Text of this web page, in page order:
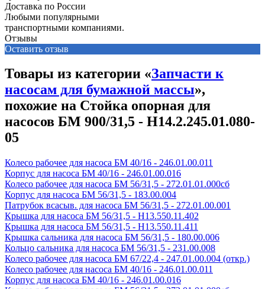
Доставка по России
Любыми популярными
транспортными компаниями.
Отзывы
Оставить отзыв
Товары из категории «Запчасти к
насосам для бумажной массы»,
похожие на Стойка опорная для
насосов БМ 900/31,5 - Н14.2.245.01.080-
05
Колесо рабочее для насоса БМ 40/16 - 246.01.00.011
Корпус для насоса БМ 40/16 - 246.01.00.016
Колесо рабочее для насоса БМ 56/31,5 - 272.01.01.000сб
Корпус для насоса БМ 56/31,5 - 183.00.004
Патрубок всасыв. для насоса БМ 56/31,5 - 272.01.00.001
Крышка для насоса БМ 56/31,5 - Н13.550.11.402
Крышка для насоса БМ 56/31,5 - Н13.550.11.411
Крышка сальника для насоса БМ 56/31,5 - 180.00.006
Кольцо сальника для насоса БМ 56/31,5 - 231.00.008
Колесо рабочее для насоса БМ 67/22,4 - 247.01.00.004 (откр.)
Колесо рабочее для насоса БМ 40/16 - 246.01.00.011
Корпус для насоса БМ 40/16 - 246.01.00.016